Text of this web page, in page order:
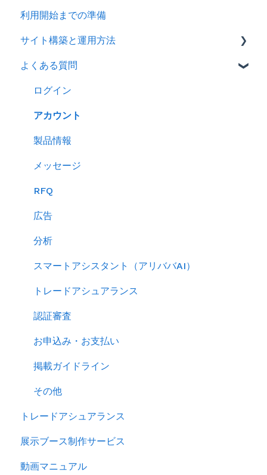
2026年
2025年
2024年
利用開始までの準備
サイト構築と運用方法
会社情報を登録する
製品ページ登録の準備をする
製品ページを登録する
バイヤーからのメッセージに返信する
RFQを使ってバイヤーに売り込む
キーワード広告を利用する
サイトパフォーマンスを分析する
よくある質問
ログイン
アカウント
製品情報
メッセージ
RFQ
広告
分析
スマートアシスタント（アリババAI）
トレードアシュアランス
認証審査
お申込み・お支払い
掲載ガイドライン
その他
トレードアシュアランス
展示ブース制作サービス
動画マニュアル